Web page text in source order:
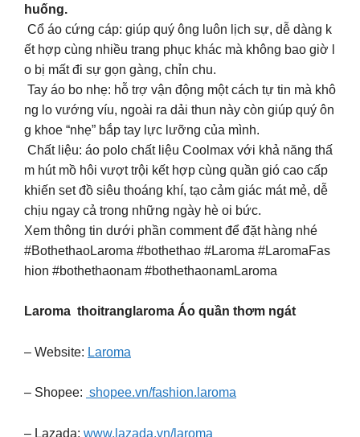
huống.
Cổ áo cứng cáp: giúp quý ông luôn lịch sự, dễ dàng k
ết hợp cùng nhiều trang phục khác mà không bao giờ l
o bị mất đi sự gọn gàng, chỉn chu.
Tay áo bo nhẹ: hỗ trợ vận động một cách tự tin mà khô
ng lo vướng víu, ngoài ra dải thun này còn giúp quý ôn
g khoe “nhẹ” bắp tay lực lưỡng của mình.
Chất liệu: áo polo chất liệu Coolmax với khả năng thấ
m hút mồ hôi vượt trội kết hợp cùng quần gió cao cấp
khiến set đồ siêu thoáng khí, tạo cảm giác mát mẻ, dễ
chịu ngay cả trong những ngày hè oi bức.
Xem thông tin dưới phần comment để đặt hàng nhé
#BothethaoLaroma #bothethao #Laroma #LaromaFas
hion #bothethaonam #bothethaonamLaroma
Laroma thoitranglaroma Áo quần thơm ngát
– Website: Laroma
– Shopee: shopee.vn/fashion.laroma
– Lazada: www.lazada.vn/laroma